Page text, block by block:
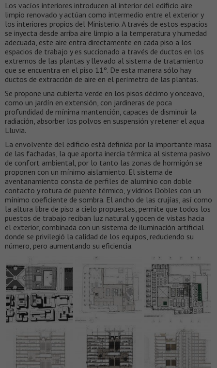
Los vacíos interiores introducen al interior del edificio aire
limpio renovado y actúan como intermedio entre el exterior y
los interiores propios del Ministerio. A través de estos espacios
se inyecta desde arriba aire limpio a la temperatura y humedad
adecuada, este aire entra directamente en cada piso a los
espacios de trabajo y es succionado a través de ductos en los
extremos de las plantas y llevado al sistema de tratamiento
que se encuentra en el piso 11º. De esta manera sólo hay
ductos de extracción de aire en el perímetro de las plantas.
Se propone una cubierta verde en los pisos décimo y onceavo,
como un jardín en extensión, con jardineras de poca
profundidad de mínima mantención, capaces de disminuir la
radiación, absorber los polvos en suspensión y retener el agua
Lluvia.
La envolvente del edificio está definida por la importante masa
de las fachadas, la que aporta inercia térmica al sistema pasivo
de confort ambiental, por lo tanto las zonas de hormigón se
proponen con un mínimo aislamiento. El sistema de
aventanamiento consta de perfiles de aluminio con doble
contacto y rotura de puente térmico, y vidrios Dobles con un
mínimo coeficiente de sombra. El ancho de las crujías, así como
la altura libre de piso a cielo propuestas, permite que todos los
puestos de trabajo reciban luz natural y gocen de vistas hacia
el exterior, combinada con un sistema de iluminación artificial
donde se privilegió la calidad de los equipos, reduciendo su
número, pero aumentando su eficiencia.